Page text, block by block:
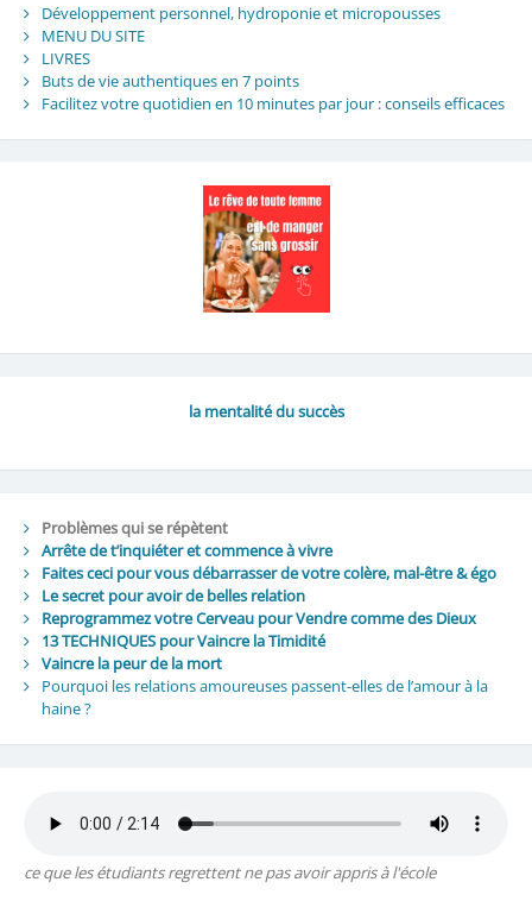
Développement personnel, hydroponie et micropousses
MENU DU SITE
LIVRES
Buts de vie authentiques en 7 points
Facilitez votre quotidien en 10 minutes par jour : conseils efficaces
la mentalité du succès
Problèmes qui se répètent
Arrête de t’inquiéter et commence à vivre
Faites ceci pour vous débarrasser de votre colère, mal-être & égo
Le secret pour avoir de belles relation
Reprogrammez votre Cerveau pour Vendre comme des Dieux
13 TECHNIQUES pour Vaincre la Timidité
Vaincre la peur de la mort
Pourquoi les relations amoureuses passent-elles de l’amour à la
haine ?
ce que les étudiants regrettent ne pas avoir appris à l'école